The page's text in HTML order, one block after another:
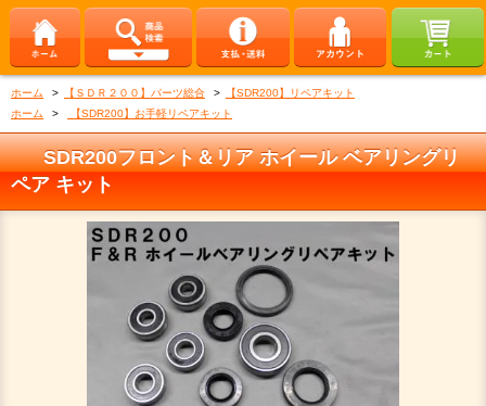
ホーム > 【ＳＤＲ２００】パーツ総合 >
【SDR200】リペアキット
ホーム
> 【SDR200】お手軽リペアキット
SDR200フロント＆リア ホイール ベアリングリ
ペア キット